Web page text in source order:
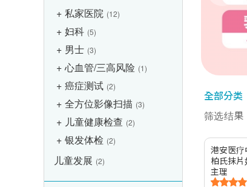
私家医院 (12)
妇科 (5)
男士 (3)
心血管/三高风险 (1)
癌症测试 (2)
全方位影像扫描 (3)
儿童健康检查 (2)
银发体检 (2)
儿童发展 (2)
全部分类
筛选结果
港安医
柏氏抹
主理